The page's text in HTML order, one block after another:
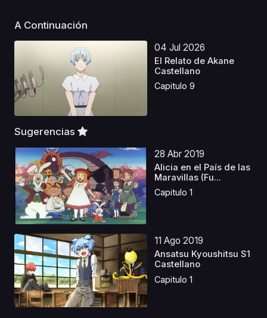
A Continuación
04 Jul 2026
El Relato de Akane
Castellano
Capitulo 9
Sugerencias
28 Abr 2019
Alicia en el País de las
Maravillas (Fu...
Capitulo 1
11 Ago 2019
Ansatsu Kyoushitsu S1
Castellano
Capitulo 1